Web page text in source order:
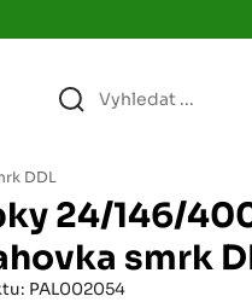
DDL
24/146/
smrk
PAL002054
jacer.cz
KONTAKT